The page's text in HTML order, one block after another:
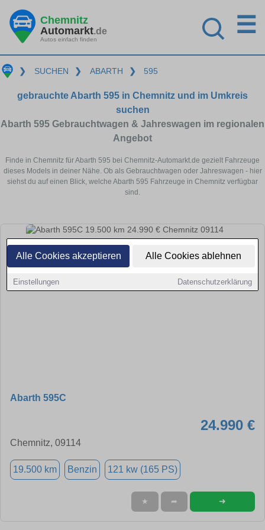
Alle Cookies akzeptieren Alle Cookies ablehnen
Einstellungen Datenschutzerklärung
Chemnitz
Automarkt.de
Autos einfach finden
☰
❯ SUCHEN ❯ ABARTH ❯ 595
gebrauchte Abarth 595 in Chemnitz und im Umkreis
suchen
Abarth 595 Gebrauchtwagen & Jahreswagen im regionalen
Angebot
Finde in Chemnitz für Abarth 595 bei Chemnitz-Automarkt.de gezielt Fahrzeuge
dieses Models in deiner Nähe. Ob als Gebrauchtwagen oder Jahreswagen - hier
siehst du auf einen Blick, welche Abarth 595 Fahrzeuge in Chemnitz verfügbar
sind.
Abarth 595C
24.990 €
Chemnitz, 09114
19.500 km Benzin 121 kw (165 PS)
★ ➦ ➜